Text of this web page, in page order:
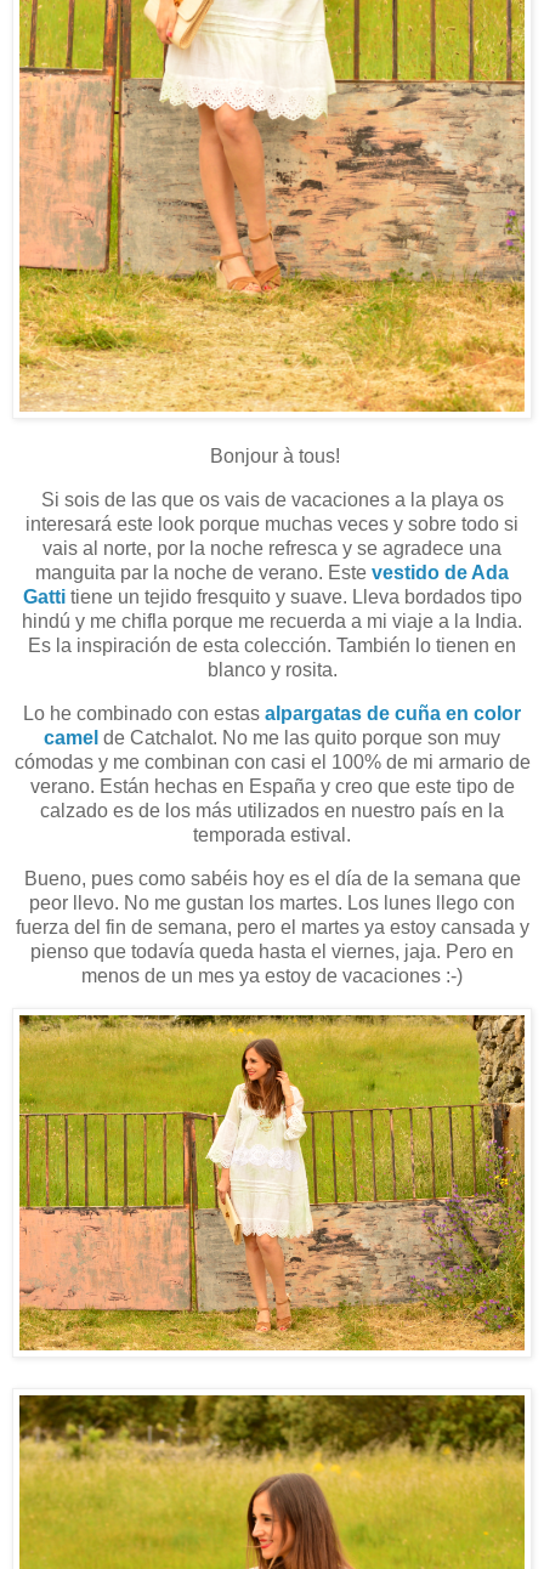
Bonjour à tous!
Si sois de las que os vais de vacaciones a la playa os
interesará este look porque muchas veces y sobre todo si
vais al norte, por la noche refresca y se agradece una
manguita par la noche de verano. Este vestido de Ada
Gattitiene un tejido fresquito y suave. Lleva bordados tipo
hindú y me chifla porque me recuerda a mi viaje a la India.
Es la inspiración de esta colección. También lo tienen en
blanco y rosita.
Lo he combinado con estas alpargatas de cuña en color
camel de Catchalot. No me las quito porque son muy
cómodas y me combinan con casi el 100% de mi armario de
verano. Están hechas en España y creo que este tipo de
calzado es de los más utilizados en nuestro país en la
temporada estival.
Bueno, pues como sabéis hoy es el día de la semana que
peor llevo. No me gustan los martes. Los lunes llego con
fuerza del fin de semana, pero el martes ya estoy cansada y
pienso que todavía queda hasta el viernes, jaja. Pero en
menos de un mes ya estoy de vacaciones :-)